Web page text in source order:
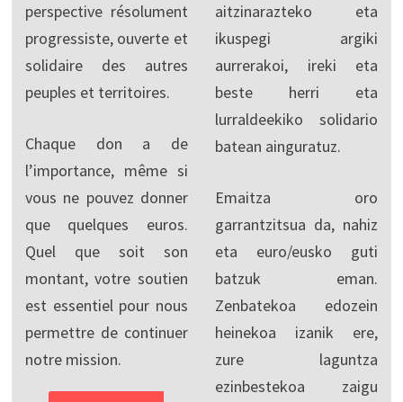
perspective résolument
progressiste, ouverte et
solidaire des autres
peuples et territoires.
Chaque don a de
l’importance, même si
vous ne pouvez donner
que quelques euros.
Quel que soit son
montant, votre soutien
est essentiel pour nous
permettre de continuer
notre mission.
aitzinarazteko eta
ikuspegi argiki
aurrerakoi, ireki eta
beste herri eta
lurraldeekiko solidario
batean ainguratuz.
Emaitza oro
garrantzitsua da, nahiz
eta euro/eusko guti
batzuk eman.
Zenbatekoa edozein
heinekoa izanik ere,
zure laguntza
ezinbestekoa zaigu